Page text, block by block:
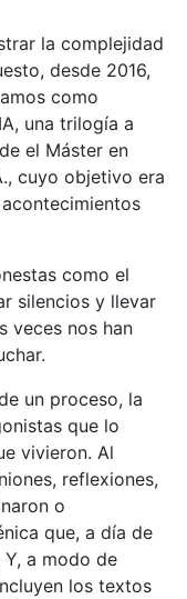
la complejidad
desde 2016,
como
una trilogía a
el Máster en
cuyo objetivo era
como el
silencios y llevar
veces nos han
un proceso, la
que lo
vivieron. Al
reflexiones,
o
que, a día de
a modo de
los textos